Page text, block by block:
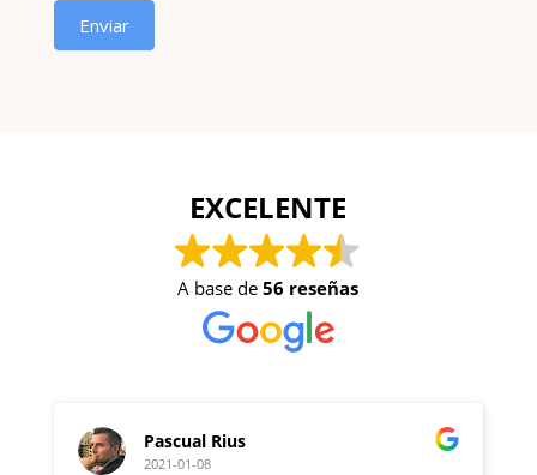
Enviar
EXCELENTE
A base de56 reseñas
Pascual Rius
2021-01-08